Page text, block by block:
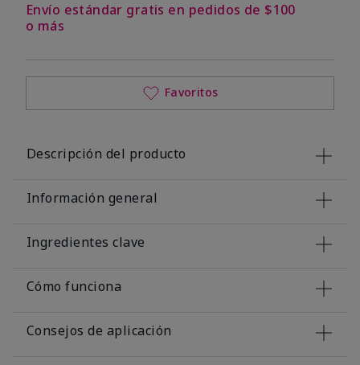
Envío estándar gratis en pedidos de $100
o más
Favoritos
Descripción del producto
Información general
Ingredientes clave
Cómo funciona
Consejos de aplicación